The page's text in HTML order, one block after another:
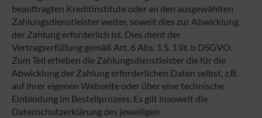
beauftragten Kreditinstitute oder an den ausgewählten
Zahlungsdienstleister weiter, soweit dies zur Abwicklung
der Zahlung erforderlich ist. Dies dient der
Vertragserfüllung gemäß Art. 6 Abs. 1 S. 1 lit. b DSGVO.
Zum Teil erheben die Zahlungsdienstleister die für die
Abwicklung der Zahlung erforderlichen Daten selbst, z.B.
auf ihrer eigenen Webseite oder über eine technische
Einbindung im Bestellprozess. Es gilt insoweit die
Datenschutzerklärung des jeweiligen